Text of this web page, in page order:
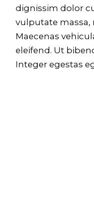
dignissim dolor
vulputate massa,
Maecenas
eleifend. Ut
Integer egestas